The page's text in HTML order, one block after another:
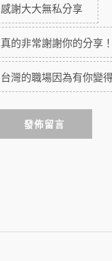
感謝大大無私分享
真的非常謝謝你的分享！
台灣的職場因為有你變
發佈留言